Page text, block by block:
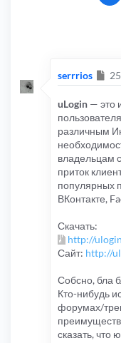
serrrios
uLogin — это
различным
владельцам
приток
популярных
ВКонтакте,
Скачать:
http://
Сайт: http://
Собсно, бла
Кто-нибудь
форумах/
сказать, что